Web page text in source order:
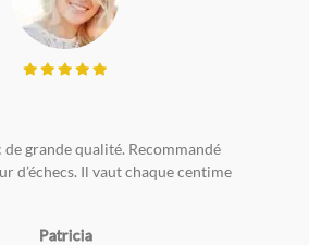
de grande qualité. Recommandé
d’échecs. Il vaut chaque centime
Patricia